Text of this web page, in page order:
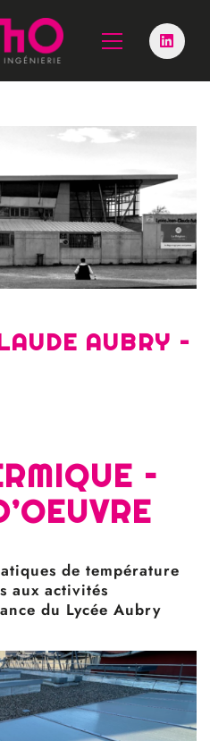
AUBRY –
–
de température
aux activités
du Lycée Aubry